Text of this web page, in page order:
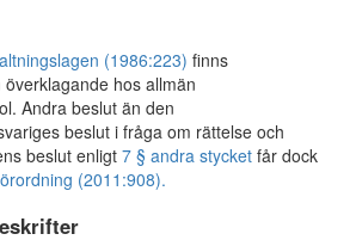
(1986:223) finns
hos allmän
Andra beslut än den
beslut i fråga om rättelse och
beslut enligt 7 § andra stycket får dock
(2011:908).